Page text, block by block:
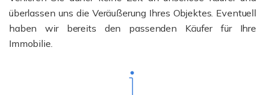
überlassen uns die Veräußerung Ihres Objektes. Eventuell
haben wir bereits den passenden Käufer für Ihre
Immobilie.